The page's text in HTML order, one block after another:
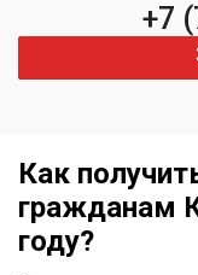
+7
Как
гражданам
году?